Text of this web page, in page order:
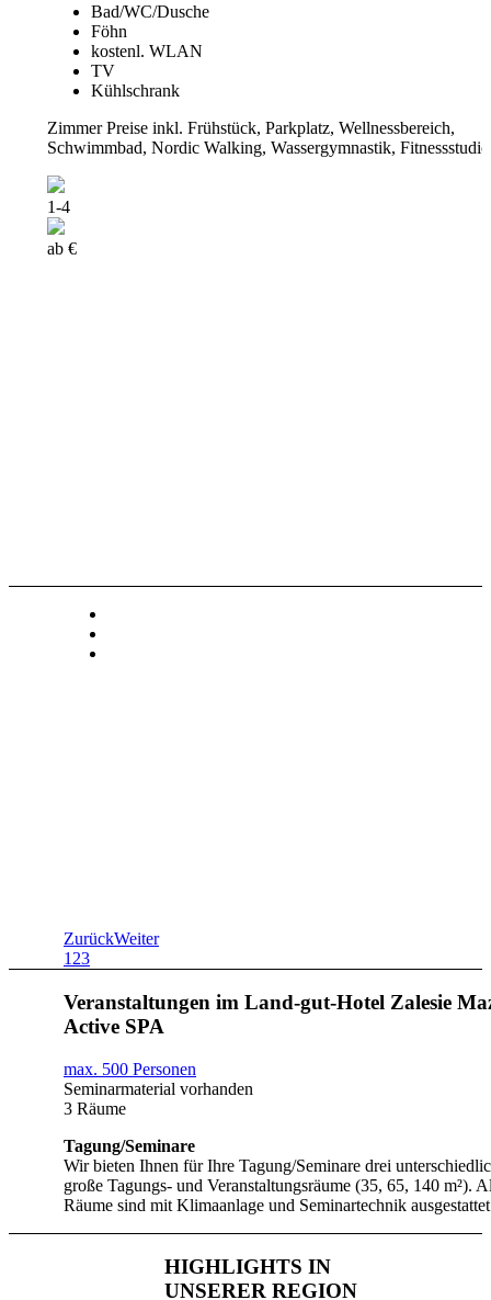
Bad/WC/Dusche
Föhn
kostenl. WLAN
TV
Kühlschrank
Zimmer Preise inkl. Frühstück, Parkplatz, Wellnessbereich,
Schwimmbad, Nordic Walking, Wassergymnastik, Fitnessstudio
1-4
ab €
ZurückWeiter
123
Veranstaltungen im Land-gut-Hotel Zalesie
Active SPA
max. 500 Personen
Seminarmaterial vorhanden
3 Räume
Tagung/Seminare
Wir bieten Ihnen für Ihre Tagung/Seminare drei
große Tagungs- und Veranstaltungsräume (35, 65, 140 m²).
Räume sind mit Klimaanlage und Seminartechnik
HIGHLIGHTS IN
UNSERER REGION